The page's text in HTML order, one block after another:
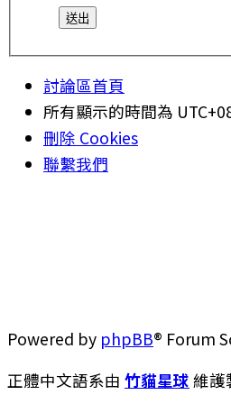
討論區首頁
所有顯示的時間為
刪除 Cookies
聯繫我們
Powered by phpBB® Forum
正體中文語系由 竹貓星球 維護